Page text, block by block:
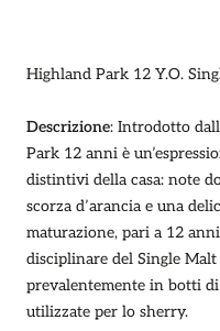
Highland Park 12 Y.O.
Descrizione: Introdotto
Park 12 anni è
distintivi della casa: note
scorza d’arancia e una
maturazione, pari a 12
disciplinare del Single
prevalentemente in botti
utilizzate per lo sherry.